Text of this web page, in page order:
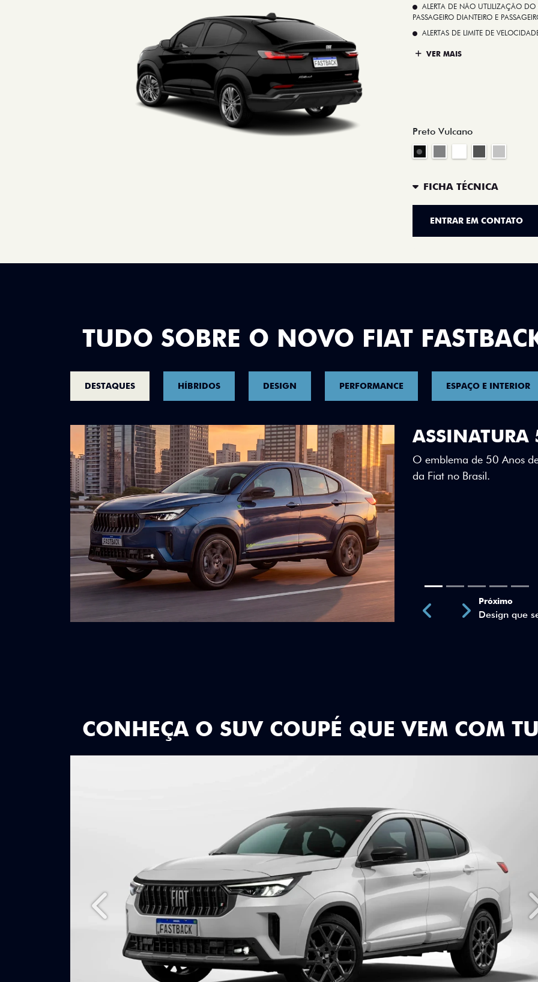
ALERTA DE NÃO UTLILIZAÇÃO
PASSAGEIRO DIANTEIRO E
ALERTAS DE LIMITE DE
VER MAIS
Preto Vulcano
FICHA TÉCNICA
ENTRAR EM CONTATO
TUDO SOBRE O NOVO FIAT
DESTAQUES HÍBRIDOS DESIGN PERFORMANCE ESPAÇO E INTERIOR
DESIGN QUE
Teto bicolor, adesivos
uma identidade visual
Anterior